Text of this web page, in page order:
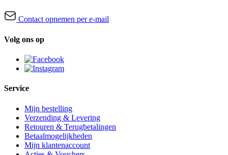
Contact opnemen per e-mail
Volg ons op
Service
Mijn bestelling
Verzending & Levering
Retouren & Terugbetalingen
Betaalmogelijkheden
Mijn klantenaccount